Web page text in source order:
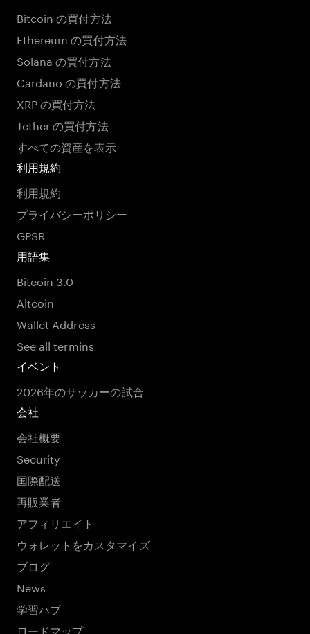
Bitcoin の買付方法
Ethereum の買付方法
Solana の買付方法
Cardano の買付方法
XRP の買付方法
Tether の買付方法
すべての資産を表示
利用規約
利用規約
プライバシーポリシー
GPSR
用語集
Bitcoin 3.0
Altcoin
Wallet Address
See all termins
イベント
2026年のサッカーの試合
会社
会社概要
Security
国際配送
再販業者
アフィリエイト
ウォレットをカスタマイズ
ブログ
News
学習ハブ
ロードマップ